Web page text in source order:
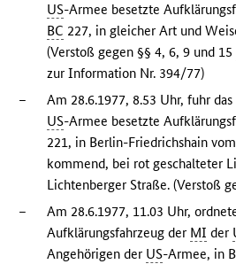
US-Armee besetzte
BC 227, in gleicher Art und
(Verstoß gegen §§ 4, 6, 9 und 15
zur Information Nr. 394/77)
–
Am 28.6.1977, 8.53 Uhr, fuhr
US-Armee besetzte
221, in Berlin-Friedrichshain
kommend, bei rot geschalteter
Lichtenberger Straße. (Verstoß
–
Am 28.6.1977, 11.03 Uhr,
Aufklärungsfahrzeug der MI der
Angehörigen der US-Armee, in